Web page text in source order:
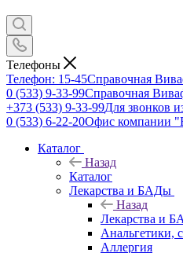
Телефоны
Телефон: 15-45Справочная
0 (533) 9-33-99Справочная
+373 (533) 9-33-99Для звонков
0 (533) 6-22-20Офис компании
Каталог
Назад
Каталог
Лекарства и БАДы
Назад
Лекарства и
Анальгетики,
Аллергия